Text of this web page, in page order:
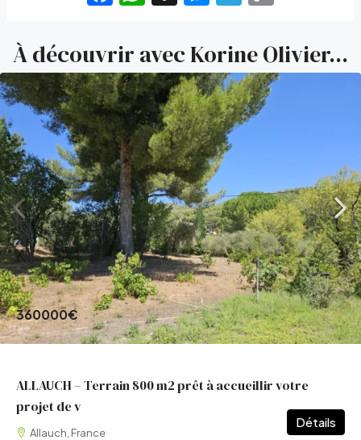
À découvrir avec Korine Olivier...
360000€
ALLAUCH – Terrain 800 m2 prêt à accueillir votre
projet de v
Allauch, France
Détails